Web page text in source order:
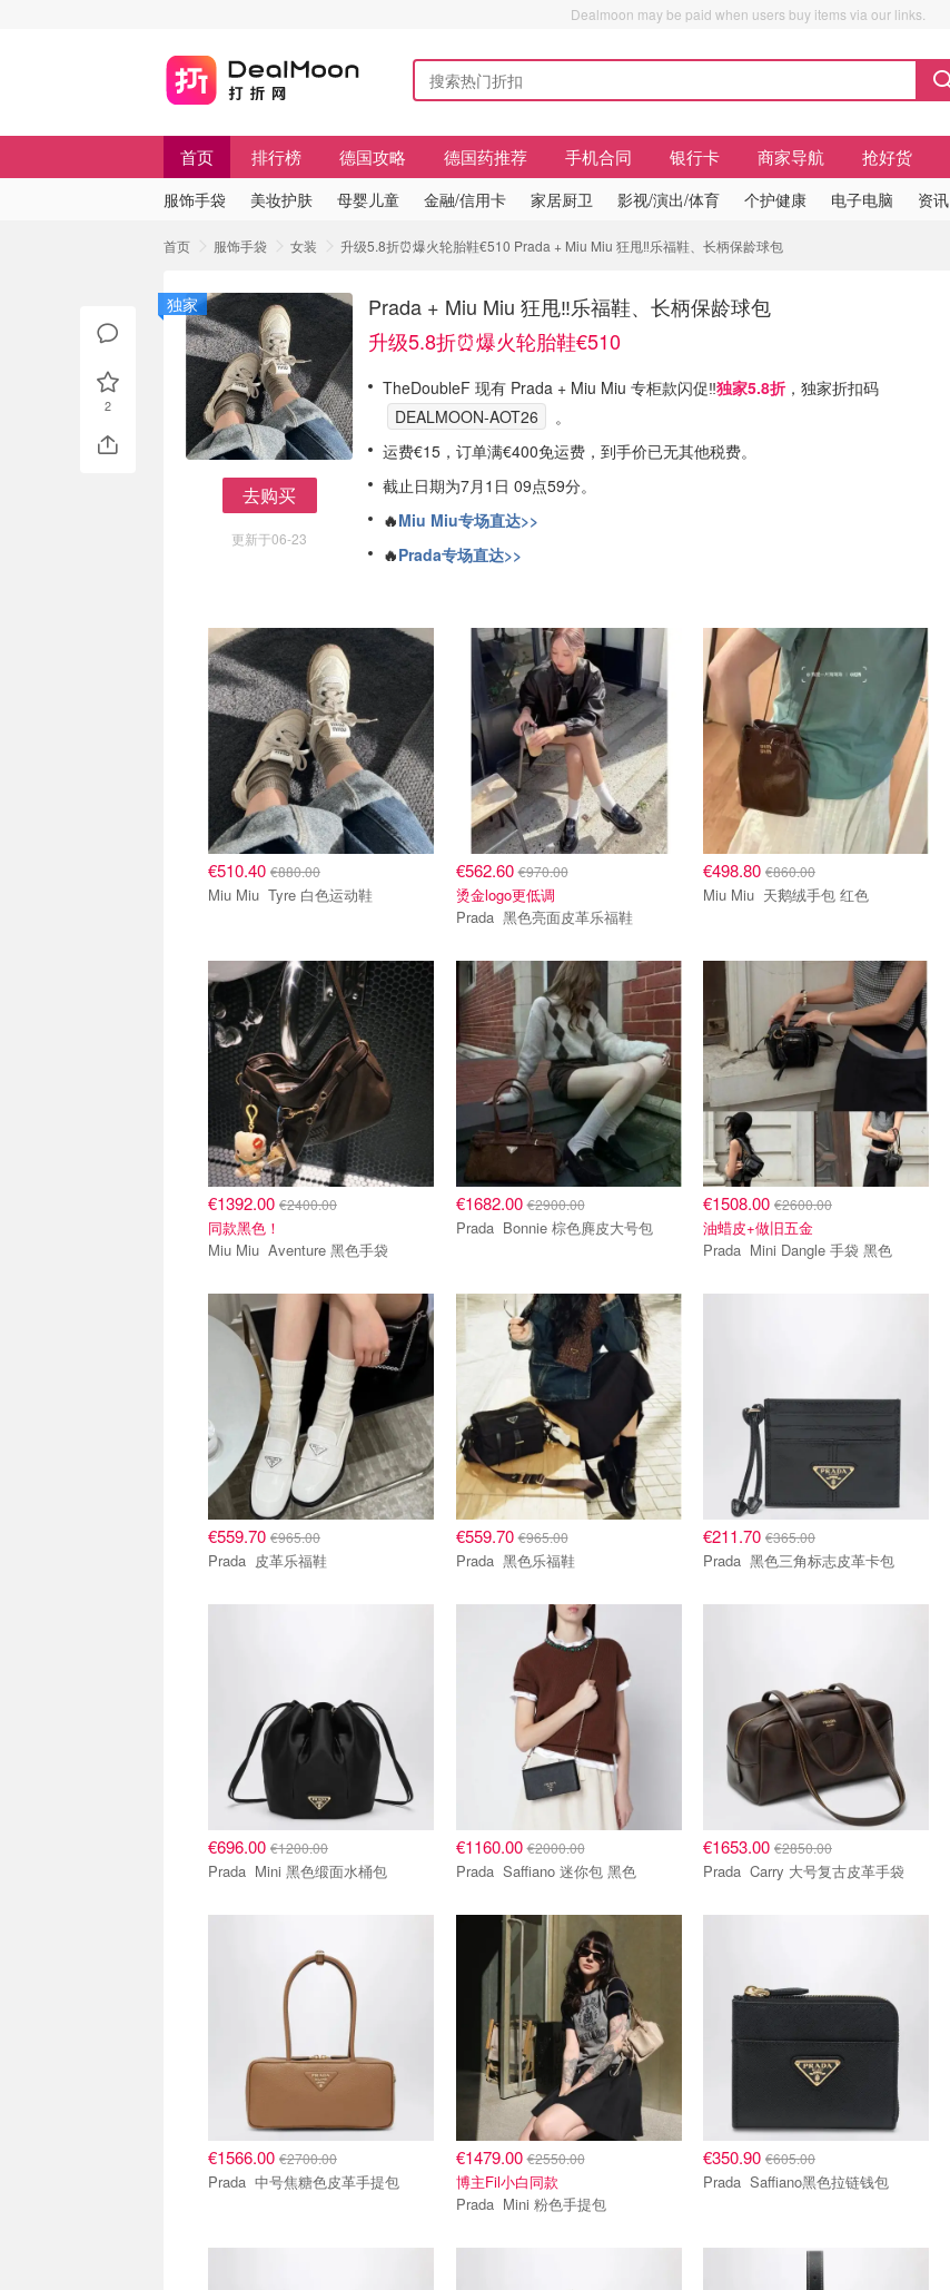
Dealmoon may be paid when users buy items via our links.
首页 排行榜 德国攻略 德国药推荐 手机合同 银行卡 商家导航 抢好货
服饰手袋 美妆护肤 母婴儿童 金融/信用卡 家居厨卫 影视/演出/体育 个护健康 电子电脑 资讯
首页 服饰手袋 女装 升级5.8折⏰爆火轮胎鞋€510 Prada + Miu Miu 狂甩‼️乐福鞋、长柄保龄球包
去购买
更新于06-23
独家
Prada + Miu Miu 狂甩‼️乐福鞋、长柄保龄球包
升级5.8折⏰爆火轮胎鞋€510
TheDoubleF 现有 Prada + Miu Miu 专柜款闪促‼️独家5.8折 ，独家折扣码
DEALMOON-AOT26
。
运费€15，订单满€400免运费，到手价已无其他税费。
截止日期为7月1日 09点59分。
🔥Miu Miu专场直达>>
🔥Prada专场直达>>
€510.40 €880.00
Miu Miu Tyre 白色运动鞋
€562.60€970.00
烫金logo更低调
Prada 黑色亮面皮革乐福鞋
€498.80 €860.00
Miu Miu 天鹅绒手包 红色
€1392.00 €2400.00
同款黑色！
Miu Miu Aventure 黑色手袋
€1682.00€2900.00
Prada Bonnie 棕色麂皮大号包
€1508.00 €2600.00
油蜡皮+做旧五金
Prada Mini Dangle 手袋 黑色
€559.70 €965.00
Prada 皮革乐福鞋
€559.70€965.00
Prada 黑色乐福鞋
€211.70 €365.00
Prada 黑色三角标志皮革卡包
€696.00 €1200.00
Prada Mini 黑色缎面水桶包
€1160.00€2000.00
Prada Saffiano 迷你包 黑色
€1653.00 €2850.00
Prada Carry 大号复古皮革手袋
€1566.00 €2700.00
Prada 中号焦糖色皮革手提包
€1479.00€2550.00
博主Fil小白同款
Prada Mini 粉色手提包
€350.90 €605.00
Prada Saffiano黑色拉链钱包
2